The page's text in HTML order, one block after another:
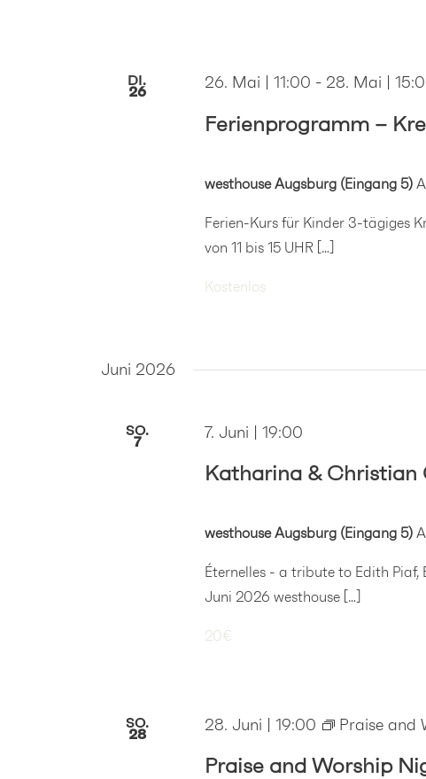
DI.
26
Ferienprogramm –
26. Mai | 11:00 - 28. Mai |
westhouse Augsburg (Eingang 5)
Ferien-Kurs für Kinder 3-tägiges
von 11 bis 15 UHR […]
Kostenlos
Juni 2026
SO.
7
Katharina & Christian
7. Juni | 19:00
westhouse Augsburg (Eingang 5)
Éternelles - a tribute to Edith
Juni 2026 westhouse […]
20€
SO.
28
Praise and Worship
28. Juni | 19:00 Praise and